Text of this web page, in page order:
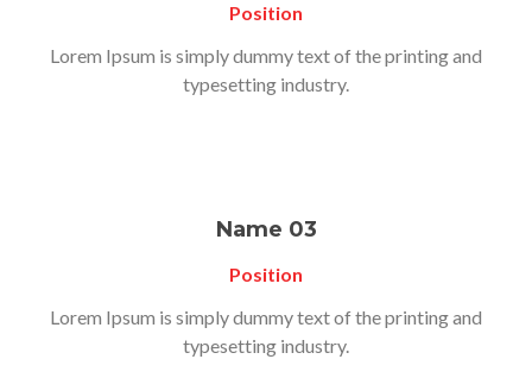
Position
Lorem Ipsum is simply dummy text of the printing and
typesetting industry.
Name 03
Position
Lorem Ipsum is simply dummy text of the printing and
typesetting industry.